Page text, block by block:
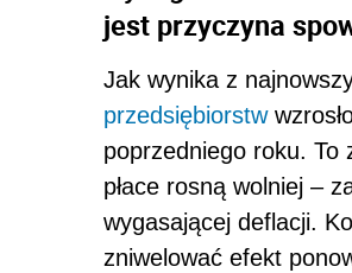
jest przyczyna
Jak wynika z
przedsiębiorstw
poprzedniego roku. To
płace rosną wolniej –
wygasającej deflacji.
zniwelować efekt